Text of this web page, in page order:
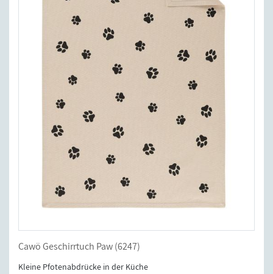
Cawö Geschirrtuch Paw (6247)
Kleine Pfotenabdrücke in der Küche